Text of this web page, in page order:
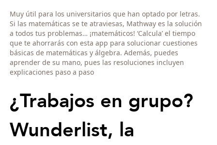
Muy útil para los universitarios que han optado por letras.
Si las matemáticas se te atraviesas, Mathway es la solución
a todos tus problemas… ¡matemáticos! ‘Calcula’ el tiempo
que te ahorrarás con esta app para solucionar cuestiones
básicas de matemáticas y álgebra. Además, puedes
aprender de su mano, pues las resoluciones incluyen
explicaciones paso a paso
¿Trabajos en grupo?
Wunderlist, la